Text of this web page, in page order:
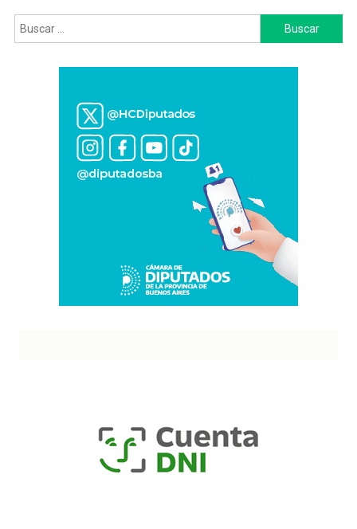
Mayo
Buscar: